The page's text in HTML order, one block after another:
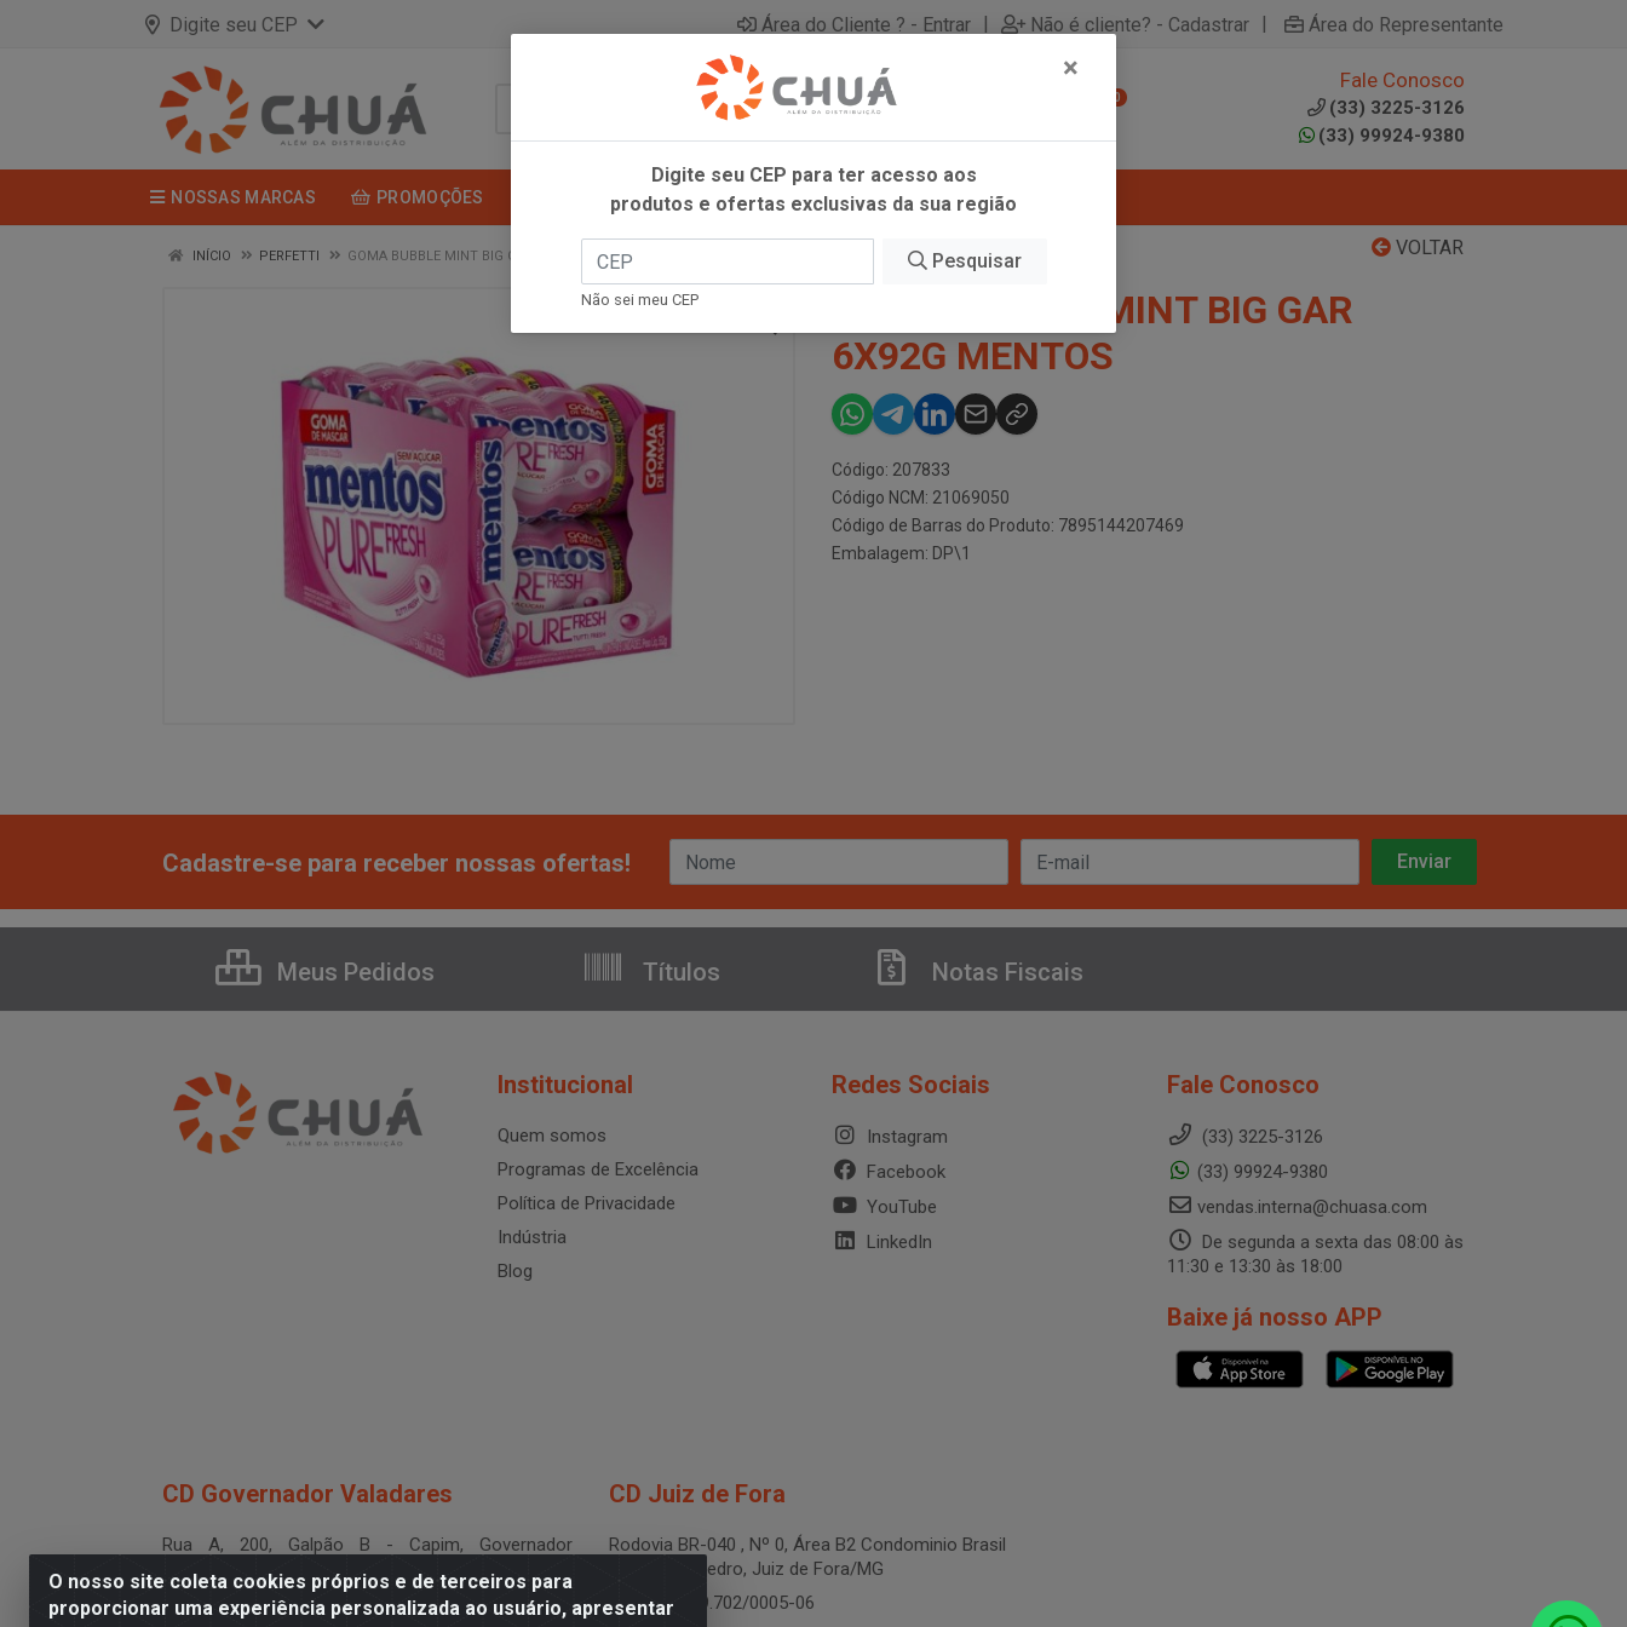
Digite seu CEP Área do Cliente ? - Entrar | Não é cliente? - Cadastrar | Área do Representante
0
Fale Conosco
(33) 3225-3126
(33) 99924-9380
NOSSAS MARCAS PROMOÇÕES
VOLTAR
INÍCIO PERFETTI GOMA BUBBLE MINT BIG GAR 6X92G MENTOS
GOMA BUBBLE MINT BIG GAR
6X92G MENTOS
Código: 207833
Código NCM: 21069050
Código de Barras do Produto: 7895144207469
Embalagem: DP\1
O nosso site coleta cookies próprios e de terceiros para
proporcionar uma experiência personalizada ao usuário, apresentar
Cadastre-se para receber nossas ofertas!
Meus Pedidos Títulos Notas Fiscais
Institucional
Quem somos
Programas de Excelência
Política de Privacidade
Indústria
Blog
Redes Sociais
Instagram
Facebook
YouTube
LinkedIn
Fale Conosco
(33) 3225-3126
(33) 99924-9380
vendas.interna@chuasa.com
De segunda a sexta das 08:00 às
11:30 e 13:30 às 18:00
Baixe já nosso APP
CD Governador Valadares
Rua A, 200, Galpão B - Capim, Governador
Valadares/MG - CEP 35.024-400
CNPJ 19.199.702/0003-36
CD Juiz de Fora
Rodovia BR-040 , Nº 0, Área B2 Condominio Brasil
LOG - São Pedro, Juiz de Fora/MG
CNPJ 19.199.702/0005-06
×
Digite seu CEP para ter acesso aos
produtos e ofertas exclusivas da sua região
Pesquisar
Não sei meu CEP